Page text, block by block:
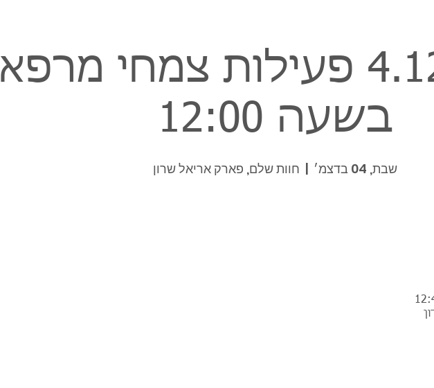
שבת 4.12 פעילות צמחי מרפא
בשעה 12:00
שבת, 04 בדצמ׳
  |
חוות שלם, פארק אריאל שרון